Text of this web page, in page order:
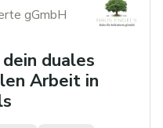
gGmbH
duales
Arbeit in